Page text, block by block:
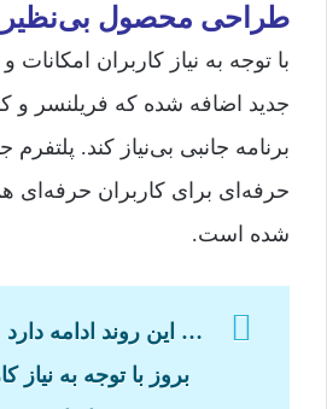
طراحی محصول
با توجه به نیاز کاربران امکانات
جدید اضافه شده که فریلنسر و
برنامه جانبی بی‌نیاز کند. پلتفرم
حرفه‌ای برای کاربران حرفه‌ای
شده است.
… این روند ادامه
بروز با توجه به نیاز